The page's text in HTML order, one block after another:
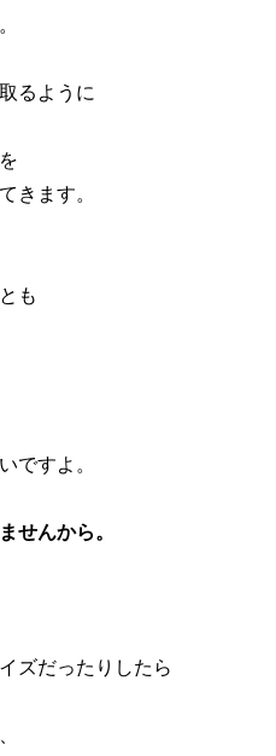
るように
きます。
も
ですよ。
せんから。
ズだったりしたら